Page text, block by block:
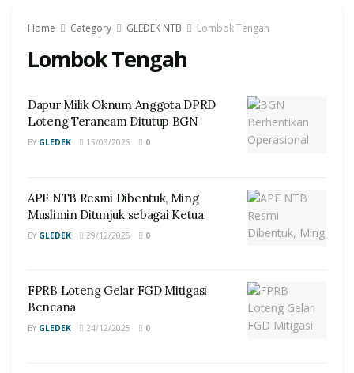
Home Category GLEDEK NTB Lombok Tengah
Lombok Tengah
Dapur Milik Oknum Anggota DPRD
Loteng Terancam Ditutup BGN
BY GLEDEK 15/03/2026 0
APF NTB Resmi Dibentuk, Ming
Muslimin Ditunjuk sebagai Ketua
BY GLEDEK 29/12/2025 0
FPRB Loteng Gelar FGD Mitigasi
Bencana
BY GLEDEK 24/12/2025 0